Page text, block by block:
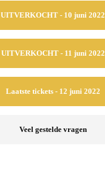
UITVERKOCHT - 10 juni 2022
UITVERKOCHT - 11 juni 2022
Laatste tickets - 12 juni 2022
Veel gestelde vragen